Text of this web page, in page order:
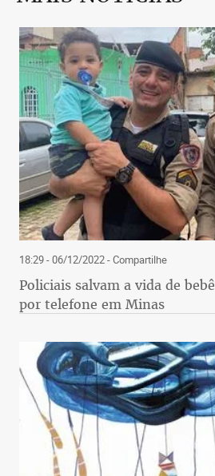
18:29 - 06/12/2022- Compartilhe
Policiais salvam a vida de
por telefone em Minas